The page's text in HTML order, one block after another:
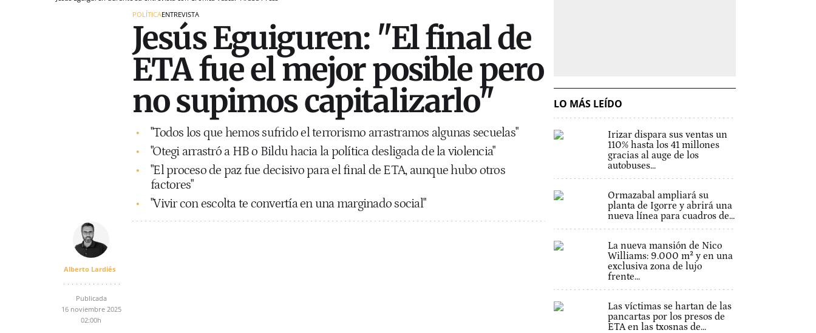
POLÍTICAENTREVISTA
Jesús Eguiguren: "El final de
ETA fue el mejor posible pero
no supimos capitalizarlo"
"Todos los que hemos sufrido el terrorismo arrastramos algunas secuelas"
"Otegi arrastró a HB o Bildu hacia la política desligada de la violencia"
"El proceso de paz fue decisivo para el final de ETA, aunque hubo otros
factores"
"Vivir con escolta te convertía en una marginado social"
Alberto Lardiés
Publicada
16 noviembre 2025
02:00h
LO MÁS LEÍDO
Irizar dispara sus ventas un
110% hasta los 41 millones
gracias al auge de los
autobuses...
Ormazabal ampliará su
planta de Igorre y abrirá una
nueva línea para cuadros de...
La nueva mansión de Nico
Williams: 9.000 m² y en una
exclusiva zona de lujo
frente...
Las víctimas se hartan de las
pancartas por los presos de
ETA en las txosnas de...